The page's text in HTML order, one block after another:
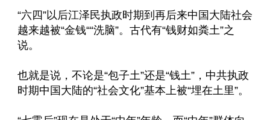
“六四”以后江泽民执政时期到再后来中国大陆社会
越来越被“金钱““洗脑”。古代有“钱财如粪土”之
说。
也就是说，不论是“包子土”还是“钱土”，中共执政
时期中国大陆的“社会文化”基本上被“埋在土里”。